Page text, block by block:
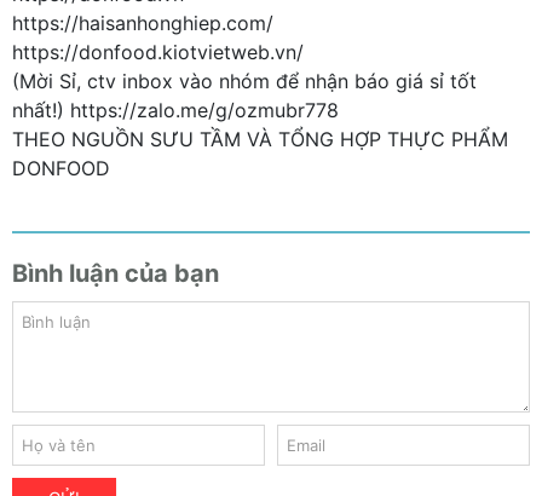
https://haisanhonghiep.com/
https://donfood.kiotvietweb.vn/
(Mời Sỉ, ctv inbox vào nhóm để nhận báo giá sỉ tốt
nhất!) https://zalo.me/g/ozmubr778
THEO NGUỒN SƯU TẦM VÀ TỔNG HỢP THỰC PHẨM
DONFOOD
Bình luận của bạn